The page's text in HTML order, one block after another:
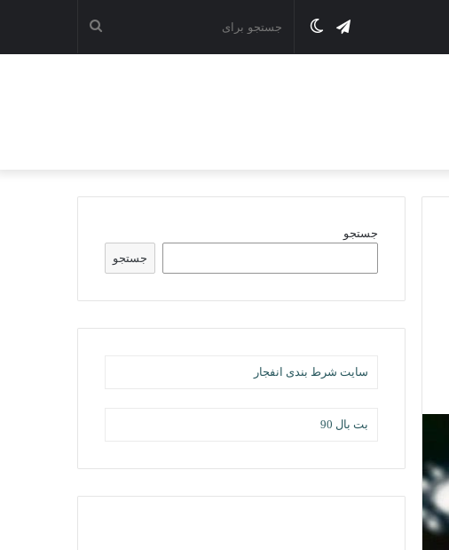
جستجو تغییرتلگرام
جستجو
جستجو
سایت شرط بندی انفجار
بت بال 90